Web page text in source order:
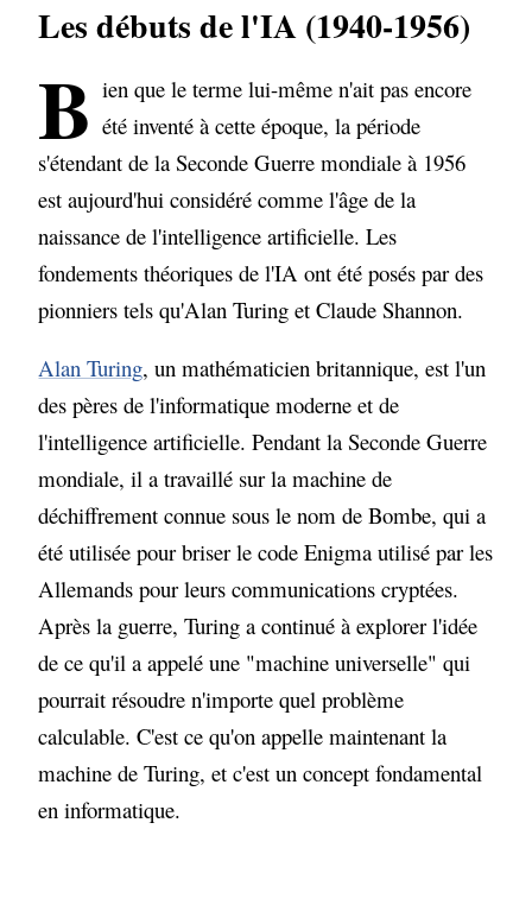
Le boom de l'intelligence artificielle
Le deuxième hiver de l'IA (1987-1993)
L'ère moderne de l'intelligence
artificielle (de 1993 à 2023)
Les débuts de l'IA (1940-1956)
B ien que le terme lui-même n'ait pas encore
été inventé à cette époque, la période
s'étendant de la Seconde Guerre mondiale à 1956
est aujourd'hui considéré comme l'âge de la
naissance de l'intelligence artificielle. Les
fondements théoriques de l'IA ont été posés par des
pionniers tels qu'Alan Turing et Claude Shannon.
Alan Turing, un mathématicien britannique, est l'un
des pères de l'informatique moderne et de
l'intelligence artificielle. Pendant la Seconde Guerre
mondiale, il a travaillé sur la machine de
déchiffrement connue sous le nom de Bombe, qui a
été utilisée pour briser le code Enigma utilisé par les
Allemands pour leurs communications cryptées.
Après la guerre, Turing a continué à explorer l'idée
de ce qu'il a appelé une "machine universelle" qui
pourrait résoudre n'importe quel problème
calculable. C'est ce qu'on appelle maintenant la
machine de Turing, et c'est un concept fondamental
en informatique.